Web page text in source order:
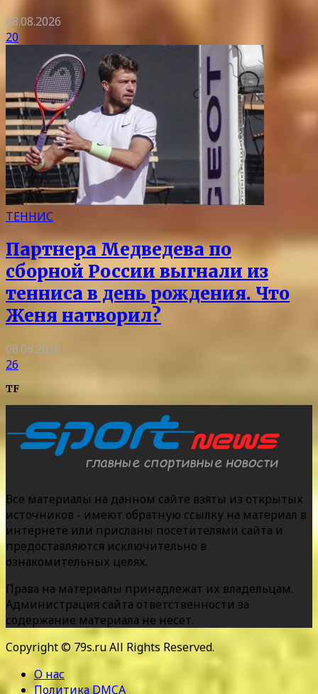
08.08.2026
20
ТЕННИС
Партнера Медведева по
сборной России выгнали из
тенниса в день рождения. Что
Женя натворил?
08.08.2026
26
TF
Все материалы на данном сайте взяты из открытых
источников - имеют обратную ссылку на материал в
интернете или присланы посетителями сайта и
предоставляются исключительно в
ознакомительных целях.
Права на материалы принадлежат их владельцам.
Администрация сайта ответственности за
содержание материала не несет.
Copyright © 79s.ru All Rights Reserved.
О нас
Политика DMCA